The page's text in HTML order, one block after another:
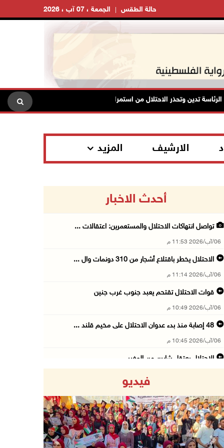
الجمعة ، 07 آب ، 2026 حالة الطقس
تدين وتحذر الاحتلال من استمرار حربه الشاملة على الشعب الفلسطيني
الارشيف المزيد
أحدث الاخبار
تواصل انتهاكات الاحتلال والمستعمرين: اعتقالات ...
06/آب/2026 11:53 م
الاحتلال يخطر باقتلاع أشجار من 310 دونمات وال ...
06/آب/2026 11:14 م
قوات الاحتلال تقتحم يعبد جنوب غرب جنين
06/آب/2026 10:49 م
48 إصابة منذ بدء عدوان الاحتلال على مخيم قلند ...
06/آب/2026 10:45 م
الاحتلال يعتقل شابين من المغير
06/آب/2026 10:01 م
رئيس بلدية الخليل يطلع وفدا أميركيا على تطورا ...
06/آب/2026 09:59 م
فيديو
Previous Next